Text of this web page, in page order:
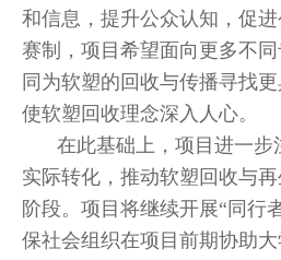
和信息，提升公众认知，促
赛制，项目希望面向更多不
同为软塑的回收与传播寻找
使软塑回收理念深入人心。
在此基础上，项目进一步
实际转化，推动软塑回收与
阶段。项目将继续开展“同行
保社会组织在项目前期协助